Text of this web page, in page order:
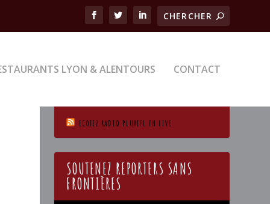
LYON & ALENTOURS CONTACT
ECOTEZ RADIO PLURIEL EN LIVE
SOUTENEZ REPORTERS SANS
FRONTIÈRES